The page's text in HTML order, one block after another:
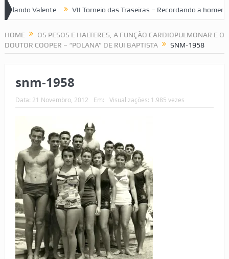
Valente VII Torneio das Traseiras – Recordando a
HOME
OS PESOS E HALTERES, A FUNÇÃO CARDIOPULMONAR E O
DOUTOR COOPER – “POLANA” DE RUI BAPTISTA
SNM-1958
snm-1958
Data: 21 Novembro, 2012 Em: Visualizações: 1.985 vezes